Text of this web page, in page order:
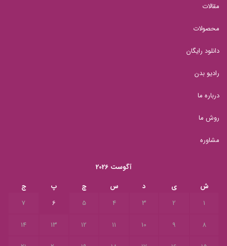
مقالات
محصولات
دانلود رایگان
رادیو بدن
درباره ما
روش ما
مشاوره
آگوست 2026
ش
ی د س چ پ
ج
1
2
3
4
5
6
7
8
9
10
11
12
13
14